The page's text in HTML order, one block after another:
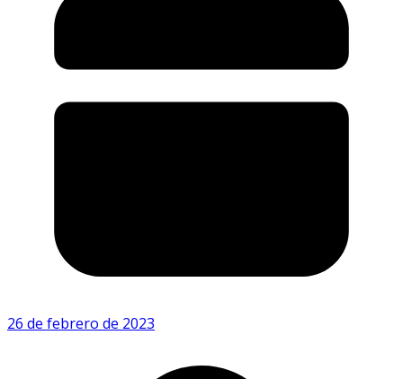
26 de febrero de 2023